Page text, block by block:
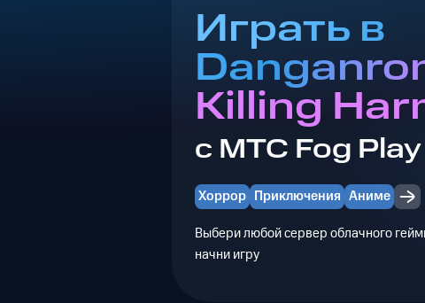
Играть в
Killing
с МТС Fog Play
Хоррор Приключения Аниме
Выбери любой сервер облачного
начни игру